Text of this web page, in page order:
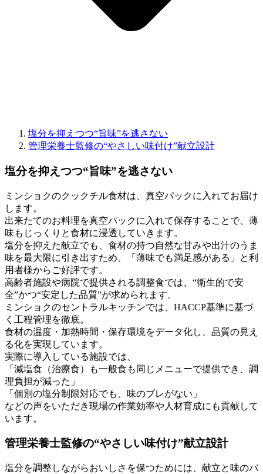
塩分を抑えつつ“旨味”を逃さない
管理栄養士監修の“やさしい味付け”献立設計
塩分を抑えつつ“旨味”を逃さない
ミンショクのクックチル食材は、真空パックに入れてお届け
します。
出来たてのお料理を真空パックに入れて保存することで、薄
味もじっくりと食材に浸透していきます。
塩分を抑えた献立でも、食材の持つ自然な甘みや出汁のうま
味を最大限に引き出すため、「薄味でも満足感がある」と利
用者様からご好評です。
高齢者施設や病院で提供される調整食では、“衛生的で安
全”かつ“安定した品質”が求められます。
ミンショクのセントラルキッチンでは、HACCP基準に基づ
く工程管理を徹底。
食材の温度・加熱時間・保存環境をデータ化し、品質の見え
る化を実現しています。
実際に導入している施設では、
「減塩食（治療食）も一般食も同じメニューで提供でき、調
理負担が減った」
「個別の塩分制限対応でも、味のブレがない」
などの声をいただき現場の作業効率や人材育成にも貢献して
います。
管理栄養士監修の“やさしい味付け”献立設計
塩分を調整しながらおいしさを保つためには、献立と味のバ